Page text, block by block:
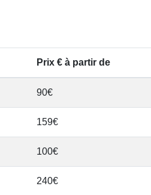
Prix € à partir de
90€
159€
100€
240€